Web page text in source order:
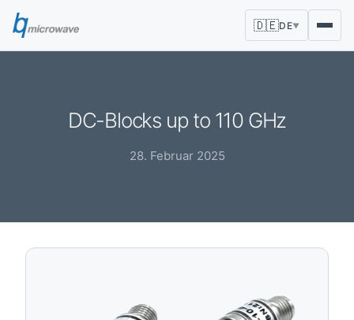
🇩🇪DE▼
DC-Blocks up to 110 GHz
28. Februar 2025